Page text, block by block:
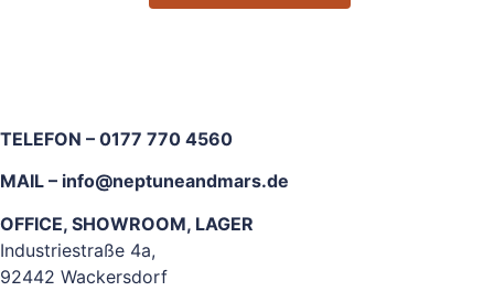
TELEFON – 0177 770 4560
MAIL – info@neptuneandmars.de
OFFICE, SHOWROOM, LAGER
Industriestraße 4a,
92442 Wackersdorf